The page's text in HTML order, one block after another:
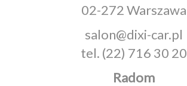
02-272 Warszawa
salon@dixi-car.pl
tel. (22) 716 30 20
Radom